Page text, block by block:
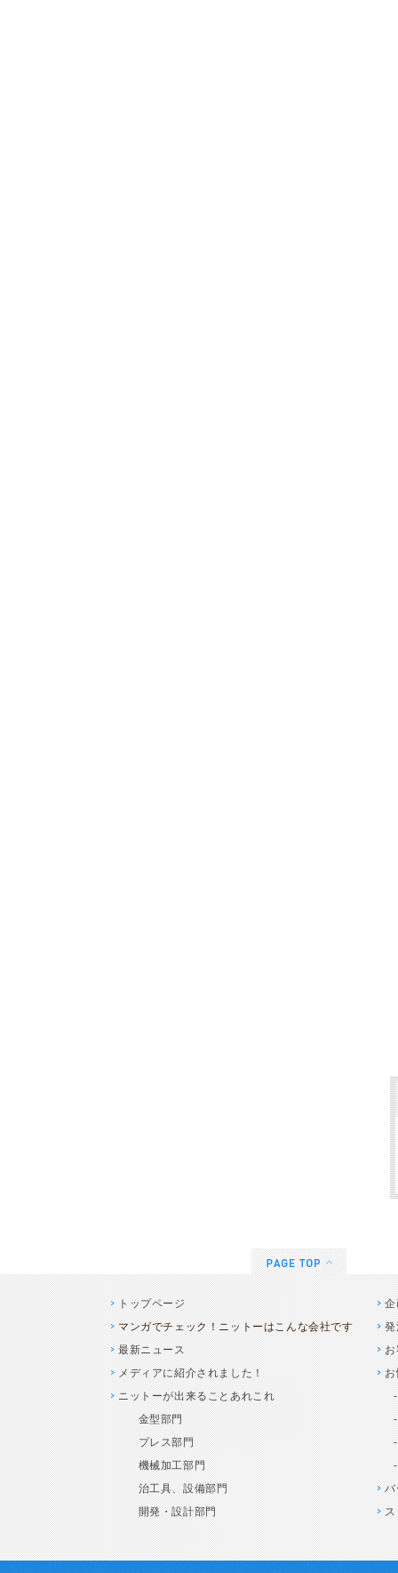
トップページ
マンガでチェック！ニットーはこんな会社です
最新ニュース
メディアに紹介されました！
ニットーが出来ることあれこれ
金型部門
プレス部門
機械加工部門
治工具、設備部門
開発・設計部門
企
発
お
お
バ
ス